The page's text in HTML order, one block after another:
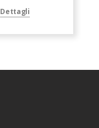
Dettagli